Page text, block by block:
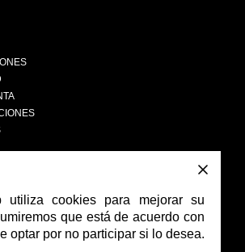
utiliza cookies para mejorar su
que está de acuerdo con
optar por no participar si lo desea.